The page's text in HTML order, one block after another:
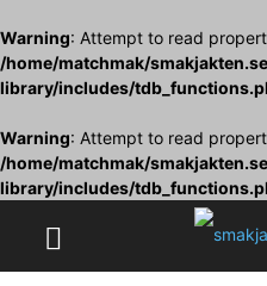
Warning: Attempt to read
/home/matchmak/
library/includes/
Warning: Attempt to read
/home/matchmak/
library/includes/